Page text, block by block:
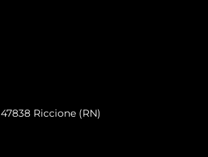
47838 Riccione (RN)